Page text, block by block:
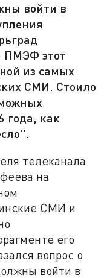
войти в
ПМЭФ этот
из самых
СМИ. Стоило
года, как
телеканала
на
СМИ и
его
вопрос о
войти в